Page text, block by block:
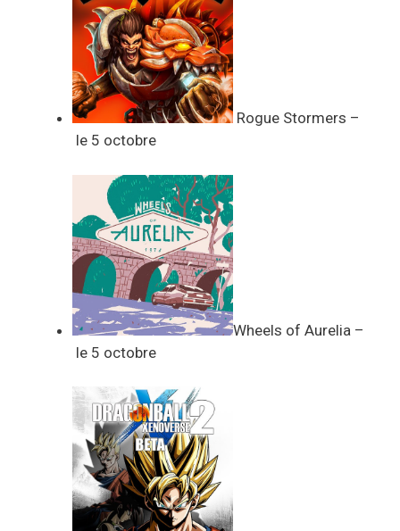
Rogue Stormers –
le 5 octobre
Wheels of Aurelia –
le 5 octobre